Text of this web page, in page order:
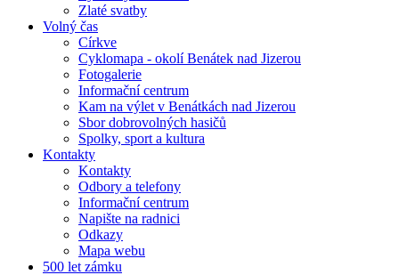
Zlaté svatby
Volný čas
Církve
Cyklomapa - okolí Benátek nad Jizerou
Fotogalerie
Informační centrum
Kam na výlet v Benátkách nad Jizerou
Sbor dobrovolných hasičů
Spolky, sport a kultura
Kontakty
Kontakty
Odbory a telefony
Informační centrum
Napište na radnici
Odkazy
Mapa webu
500 let zámku